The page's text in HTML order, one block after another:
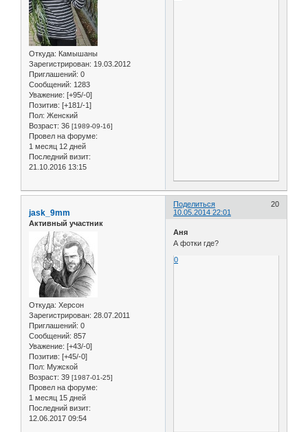
Откуда: Камышаны
Зарегистрирован: 19.03.2012
Приглашений: 0
Сообщений: 1283
Уважение: [+95/-0]
Позитив: [+181/-1]
Пол: Женский
Возраст: 36 [1989-09-16]
Провел на форуме:
1 месяц 12 дней
Последний визит:
21.10.2016 13:15
Поделиться
20
10.05.2014 22:01
jask_9mm
Активный участник
Откуда: Херсон
Зарегистрирован: 28.07.2011
Приглашений: 0
Сообщений: 857
Уважение: [+43/-0]
Позитив: [+45/-0]
Пол: Мужской
Возраст: 39 [1987-01-25]
Провел на форуме:
1 месяц 15 дней
Последний визит:
12.06.2017 09:54
Аня
А фотки где?
0